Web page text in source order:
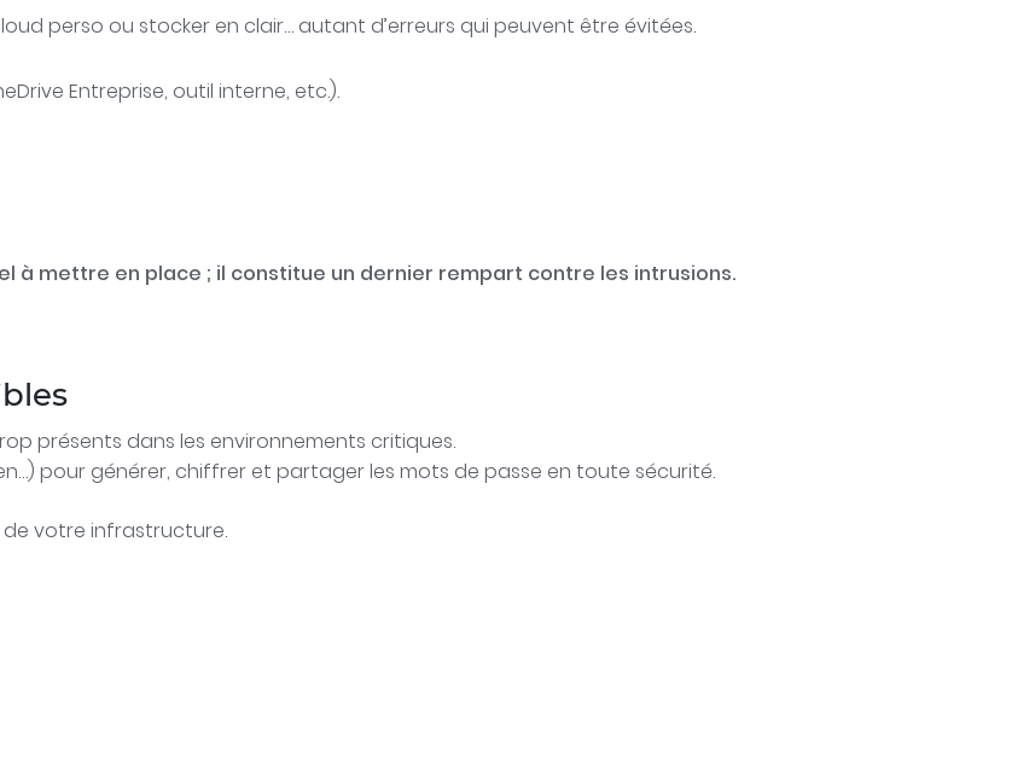
perso ou stocker en clair… autant d’erreurs qui peuvent être évitées.
Entreprise, outil interne, etc.).
à mettre en place ; il constitue un dernier rempart contre les intrusions.
présents dans les environnements critiques.
pour générer, chiffrer et partager les mots de passe en toute sécurité.
votre infrastructure.